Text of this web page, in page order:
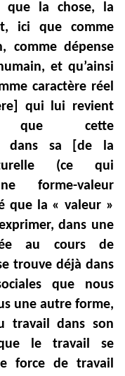
que la chose, la
ici que comme
comme dépense
et qu’ainsi
caractère réel
qui lui revient
que cette
dans sa [de la
(ce qui
forme-valeur
que la « valeur »
dans une
au cours de
trouve déjà dans
que nous
une autre forme,
travail dans son
le travail se
force de travail